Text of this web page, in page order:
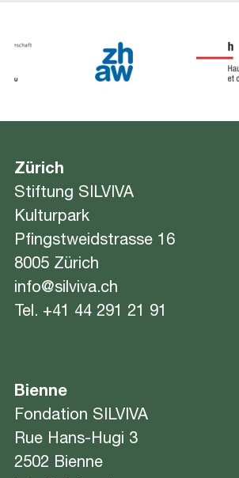
Zürich
Stiftung SILVIVA
Kulturpark
Pfingstweidstrasse 16
8005 Zürich
info@silviva.ch
Tel. +41 44 291 21 91
Bienne
Fondation SILVIVA
Rue Hans-Hugi 3
2502 Bienne